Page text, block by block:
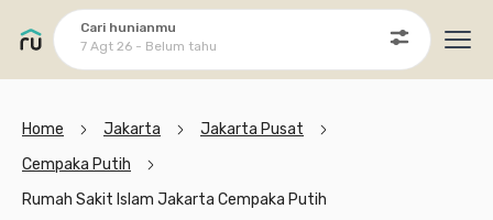
Cari hunianmu
7 Agt 26 - Belum tahu
Home Jakarta
Jakarta Pusat
Cempaka Putih
Rumah Sakit Islam Jakarta Cempaka Putih